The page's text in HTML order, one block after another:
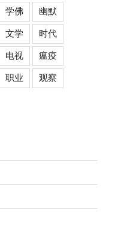
学佛 幽默
文学 时代
电视 瘟疫
职业 观察